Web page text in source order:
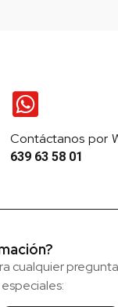
Contáctanos por
639 63 58 01
cualquier